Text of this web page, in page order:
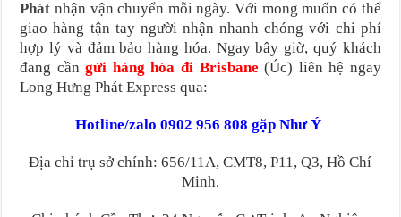
Phát nhận vận chuyển mỗi ngày. Với mong muốn có thể
giao hàng tận tay người nhận nhanh chóng với chi phí
hợp lý và đảm bảo hàng hóa. Ngay bây giờ, quý khách
đang cầngửi hàng hóa đi Brisbane (Úc) liên hệ ngay
Long Hưng Phát Express qua:
Hotline/zalo 0902 956 808 gặp Như Ý
Địa chỉ trụ sở chính: 656/11A, CMT8, P11, Q3, Hồ Chí
Minh.